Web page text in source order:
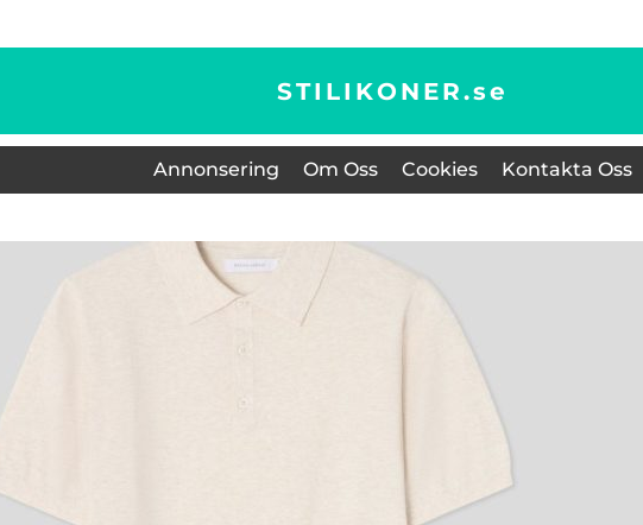
STILIKONER.se
Annonsering Om Oss Cookies Kontakta Oss